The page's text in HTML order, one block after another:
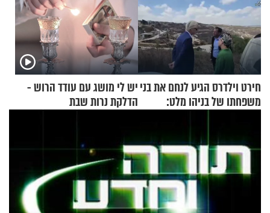
חירט וילדרס הגיע לנחם את בני
משפחתו של בניהו מלט:
יש לי מושג עם עודד הרוש -
הדלקת נרות שבת